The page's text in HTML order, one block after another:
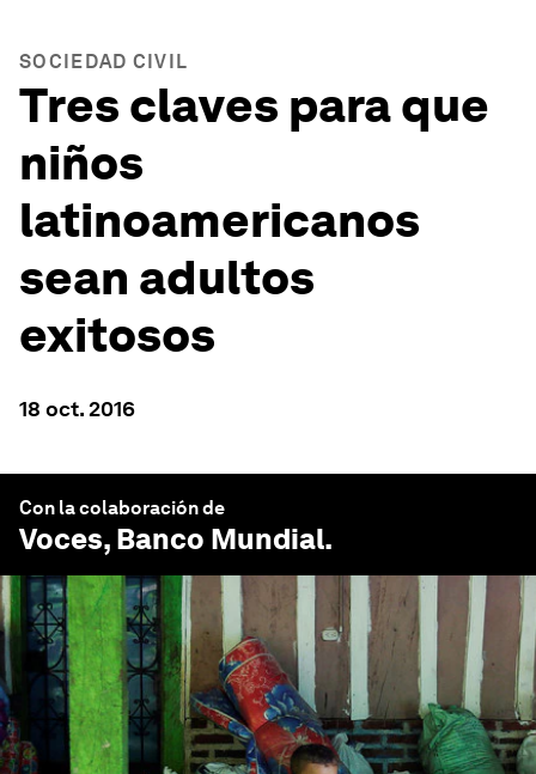
SOCIEDAD CIVIL
Tres claves para que
niños
latinoamericanos
sean adultos
exitosos
18 oct. 2016
Con la colaboración de
Voces, Banco Mundial.